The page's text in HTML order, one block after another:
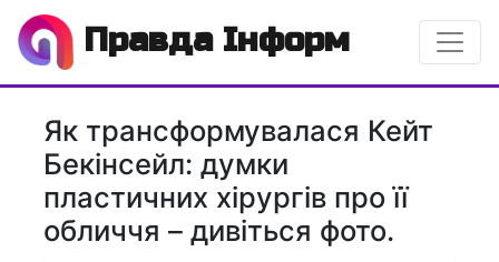
Правда Інформ
Як трансформувалася Кейт
Бекінсейл: думки
пластичних хірургів про її
обличчя – дивіться фото.